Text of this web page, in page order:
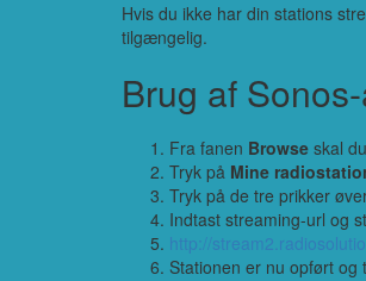
Hvis du ikke har din stations
tilgængelig.
Brug af
Fra fanen Browse skal
Tryk på Mine
Tryk på de tre prikker
Indtast streaming-url og
http://
Stationen er nu opført